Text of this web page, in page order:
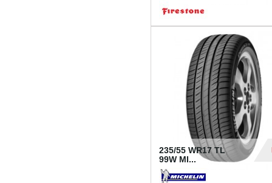
235/55 WR17 TL
99W MI...